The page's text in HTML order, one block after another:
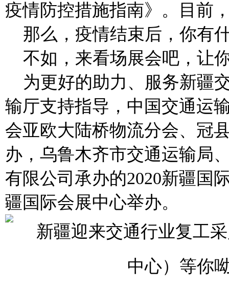
疫情防控措施指南》。目前
那么，疫情结束后，你有
不如，来看场展会吧，让
为更好的助力、服务新疆
输厅支持指导，中国交通运
会亚欧大陆桥物流分会、冠
办，乌鲁木齐市交通运输局
有限公司承办的2020新疆国
疆国际会展中心举办。